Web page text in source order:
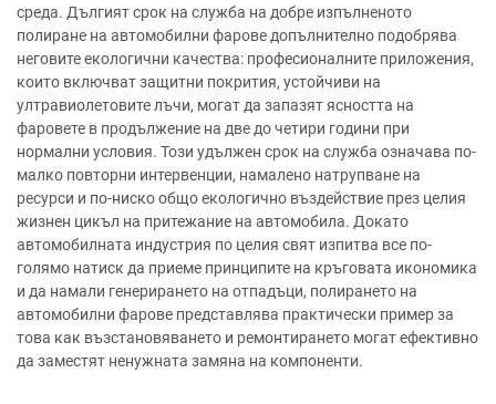
среда. Дългият срок на служба на добре изпълненото
полиране на автомобилни фарове допълнително подобрява
неговите екологични качества: професионалните приложения,
които включват защитни покрития, устойчиви на
ултравиолетовите лъчи, могат да запазят ясността на
фаровете в продължение на две до четири години при
нормални условия. Този удължен срок на служба означава по-
малко повторни интервенции, намалено натрупване на
ресурси и по-ниско общо екологично въздействие през целия
жизнен цикъл на притежание на автомобила. Докато
автомобилната индустрия по целия свят изпитва все по-
голямо натиск да приеме принципите на кръговата икономика
и да намали генерирането на отпадъци, полирането на
автомобилни фарове представлява практически пример за
това как възстановяването и ремонтирането могат ефективно
да заместят ненужната замяна на компоненти.